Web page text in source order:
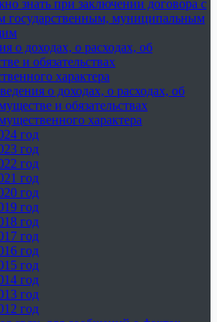
знать при заключении договора с
государственным, муниципальным
о доходах, о расходах, об
и обязательствах
характера
о доходах, о расходах, об
и обязательствах
характера
год
год
год
год
год
год
год
год
год
год
год
год
год